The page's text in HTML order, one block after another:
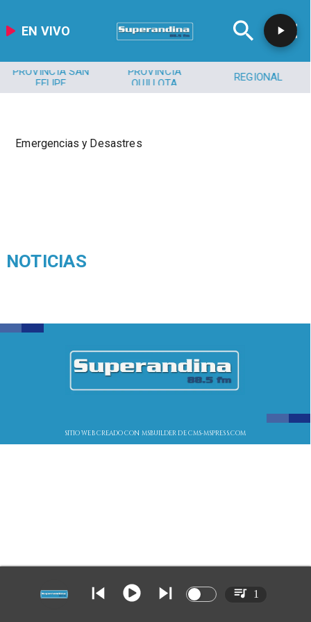
EN VIVO
PROVINCIA SAN
FELIPE
PROVINCIA
QUILLOTA
REGIONAL
Emergencias y Desastres
NOTICIAS
SITIO WEB CREADO CON MSBUILDER DE CMS-MSPRESS.COM
1